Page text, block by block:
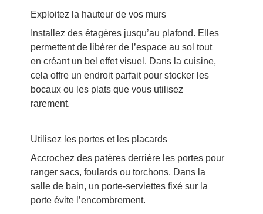
Exploitez la hauteur de vos murs
Installez des étagères jusqu’au plafond. Elles
permettent de libérer de l’espace au sol tout
en créant un bel effet visuel. Dans la cuisine,
cela offre un endroit parfait pour stocker les
bocaux ou les plats que vous utilisez
rarement.
Utilisez les portes et les placards
Accrochez des patères derrière les portes pour
ranger sacs, foulards ou torchons. Dans la
salle de bain, un porte-serviettes fixé sur la
porte évite l’encombrement.